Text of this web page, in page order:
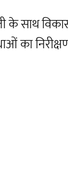
साथ
का